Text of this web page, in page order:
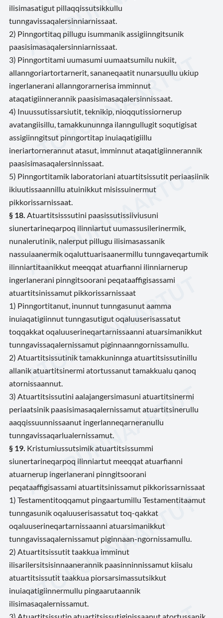
ilisimasatigut pillaqqissutsikkullu
tunngavissaqalersinniarnissaat.
2) Pinngortitaq pillugu isummanik assigiinngitsunik
paasisimasaqalersinniarnissaat.
3) Pinngortitami uumasumi uumaatsumilu nukiit,
allanngoriartortarnerit, sananeqaatit nunarsuullu ukiup
ingerlanerani allanngorarnerisa imminnut
ataqatigiinnerannik paasisimasaqalersinnissaat.
4) Inuussutissarsiutit, teknikip, nioqqutissiornerup
avatangiisillu, tamakkununnga ilanngullugit soqutigisat
assigiinngitsut pinngortitap inuiaqatigiillu
ineriartornerannut atasut, imminnut ataqatigiinnerannik
paasisimasaqalersinnissaat.
5) Pinngortitamik laboratoriani atuartitsissutit periaasiinik
ikiuutissaannillu atuinikkut misissuinermut
pikkorissarnissaat.
§ 18. Atuartitsisssutini paasissutissiiviusuni
siunertarineqarpoq ilinniartut uumassusilerinermik,
nunalerutinik, nalerput pillugu ilisimasassanik
nassuiaanermik oqaluttuarisaanermillu tunngaveqartumik
ilinniartitaanikkut meeqqat atuarfianni ilinniarnerup
ingerlanerani pinngitsoorani peqataaffigisassami
atuartitsinissamut pikkorissarnissaat
1) Pinngortitanut, inunnut tunngasunut aamma
inuiaqatigiinnut tunngasutigut oqaluuserisassatut
toqqakkat oqaluuserineqartarnissaanni atuarsimanikkut
tunngavissaqalernissamut piginnaanngornissamullu.
2) Atuartitsissutinik tamakkuninnga atuartitsissutinillu
allanik atuartitsinermi atortussanut tamakkualu qanoq
atornissaannut.
3) Atuartitsissutini aalajangersimasuni atuartitsinermi
periaatsinik paasisimasaqalernissamut atuartitsinerullu
aaqqissuunnissaanut ingerlanneqarneranullu
tunngavissaqarlualernissamut.
§ 19. Kristumiussutsimik atuartitsissummi
siunertarineqarpoq ilinniartut meeqqat atuarfianni
atuarnerup ingerlanerani pinngitsoorani
peqataaffigisassami atuartitsinissamut pikkorissarnissaat
1) Testamentitoqqamut pingaartumillu Testamentitaamut
tunngasunik oqaluuserisassatut toq-qakkat
oqaluuserineqartarnissaanni atuarsimanikkut
tunngavissaqalernissamut piginnaan-ngornissamullu.
2) Atuartitsissutit taakkua imminut
ilisarilersitsisinnaanerannik paasinninnissamut kiisalu
atuartitsissutit taakkua piorsarsimassutsikkut
inuiaqatigiinnermullu pingaarutaannik
ilisimasaqalernissamut.
3) Atuartitsissutip atuartitsissutiginissaanut atortussanik